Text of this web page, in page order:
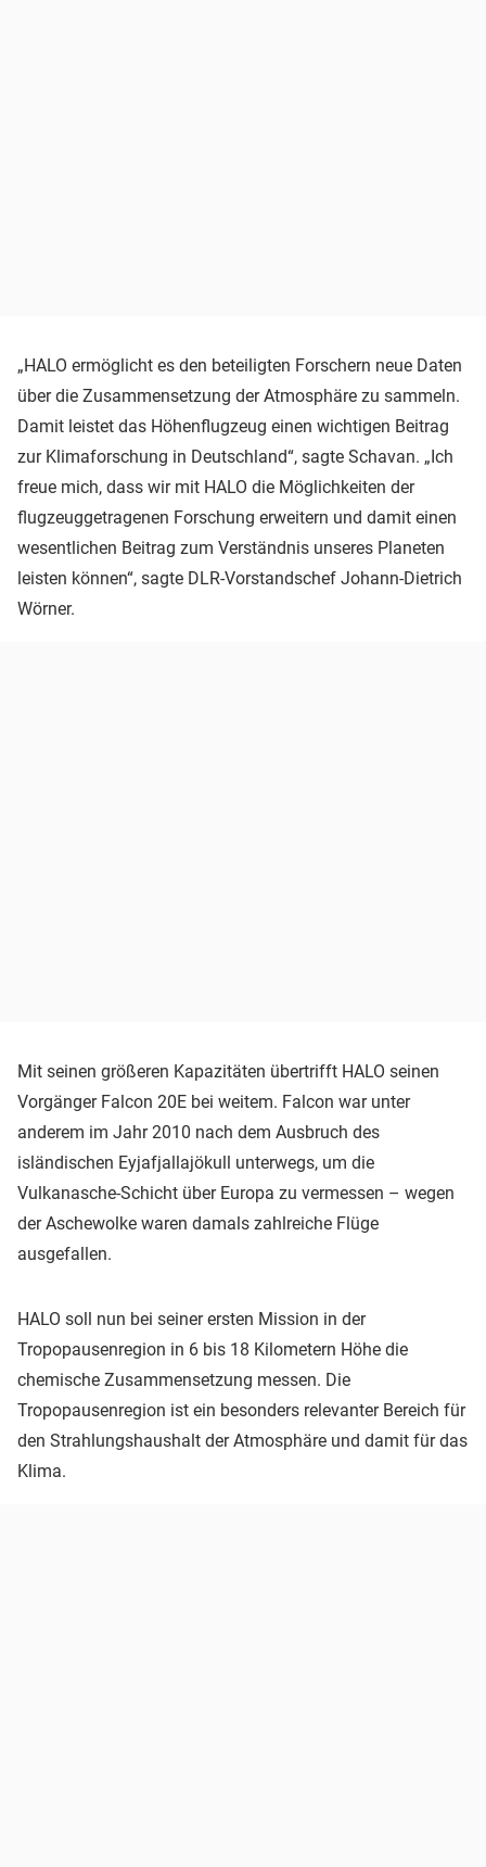
„HALO ermöglicht es den beteiligten Forschern neue Daten
über die Zusammensetzung der Atmosphäre zu sammeln.
Damit leistet das Höhenflugzeug einen wichtigen Beitrag
zur Klimaforschung in Deutschland“, sagte Schavan. „Ich
freue mich, dass wir mit HALO die Möglichkeiten der
flugzeuggetragenen Forschung erweitern und damit einen
wesentlichen Beitrag zum Verständnis unseres Planeten
leisten können“, sagte DLR-Vorstandschef Johann-Dietrich
Wörner.
Mit seinen größeren Kapazitäten übertrifft HALO seinen
Vorgänger Falcon 20E bei weitem. Falcon war unter
anderem im Jahr 2010 nach dem Ausbruch des
isländischen Eyjafjallajökull unterwegs, um die
Vulkanasche-Schicht über Europa zu vermessen – wegen
der Aschewolke waren damals zahlreiche Flüge
ausgefallen.
HALO soll nun bei seiner ersten Mission in der
Tropopausenregion in 6 bis 18 Kilometern Höhe die
chemische Zusammensetzung messen. Die
Tropopausenregion ist ein besonders relevanter Bereich für
den Strahlungshaushalt der Atmosphäre und damit für das
Klima.